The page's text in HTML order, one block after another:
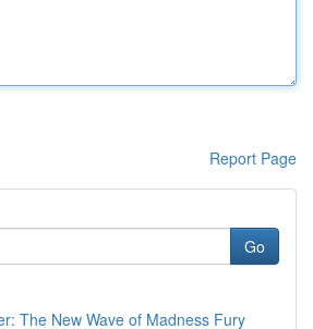
Report Page
Go
The New Wave of Madness Fury